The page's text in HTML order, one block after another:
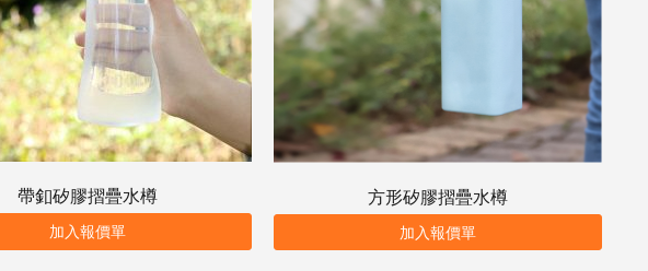
帶釦矽膠摺疊水樽
加入報價單
方形矽膠摺疊水樽
加入報價單